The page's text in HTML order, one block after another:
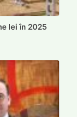
lei în 2025